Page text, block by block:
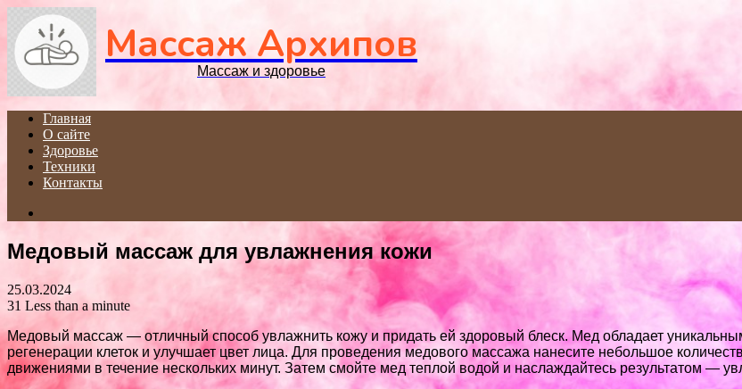
Массаж Архипов
Массаж и здоровье
Главная
О сайте
Здоровье
Техники
Контакты
Медовый массаж для увлажнения кожи
25.03.2024
31 Less than a minute
Медовый массаж — отличный способ увлажнить кожу и придать ей здоровый блеск. Мед обладает
регенерации клеток и улучшает цвет лица. Для проведения медового массажа нанесите небольшое
движениями в течение нескольких минут. Затем смойте мед теплой водой и наслаждайтесь результатом —